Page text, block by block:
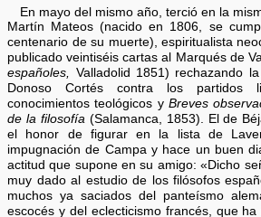
En mayo del mismo año, terció en la
Martín Mateos (nacido en 1806, se
centenario de su muerte), espiritualista
publicado veintiséis cartas al Marqués de
españoles, Valladolid 1851) rechazando
Donoso Cortés contra los partidos
conocimientos teológicos y Breves
de la filosofía(Salamanca, 1853). El de
el honor de figurar en la lista de
impugnación de Campa y hace un buen
actitud que supone en su amigo: «Dicho
muy dado al estudio de los filósofos
muchos ya saciados del panteísmo
escocés y del eclecticismo francés, que